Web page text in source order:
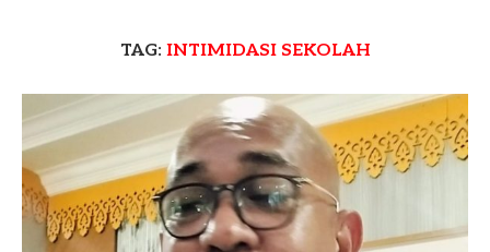
TAG: INTIMIDASI SEKOLAH